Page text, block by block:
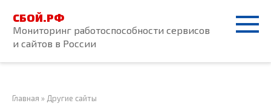
контенту
СБОЙ.РФ
Мониторинг работоспособности сервисов
и сайтов в России
Главная » Другие сайты